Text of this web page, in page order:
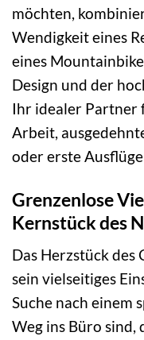
möchten,
Wendigkeit eines
eines
Design und der
Ihr idealer Partner
Arbeit,
oder erste
Grenzenlose
Kernstück des
Das Herzstück des
sein vielseitiges
Suche nach einem
Weg ins Büro sind,